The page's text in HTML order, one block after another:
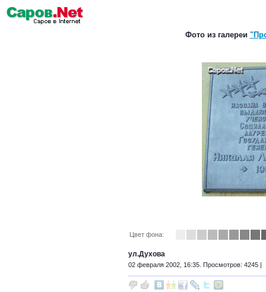
Фото из галереи
Цвет фона:
ул.Духова
02 февраля 2002, 16:35. Просмотров: 4245 |